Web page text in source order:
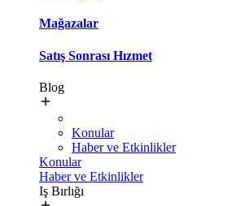
Mağazalar
Satış Sonrası Hızmet
Blog
Konular
Haber ve Etkinlikler
Konular
Haber ve Etkinlikler
Iş Bırlığı